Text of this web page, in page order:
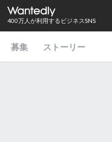
400万人が利用するビジネスSNS
募集 ストーリー